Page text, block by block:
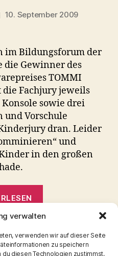
verwalten
verwenden wir auf dieser Seite
zu speichern
diesen Technologien zustimmst,
10. September 2009
im Bildungsforum der
die Gewinner des
TOMMI
die Fachjury jeweils
sowie drei
und Vorschule
dran. Leider
und
in den großen
stehen
fest
für
Tommi
,Tommi